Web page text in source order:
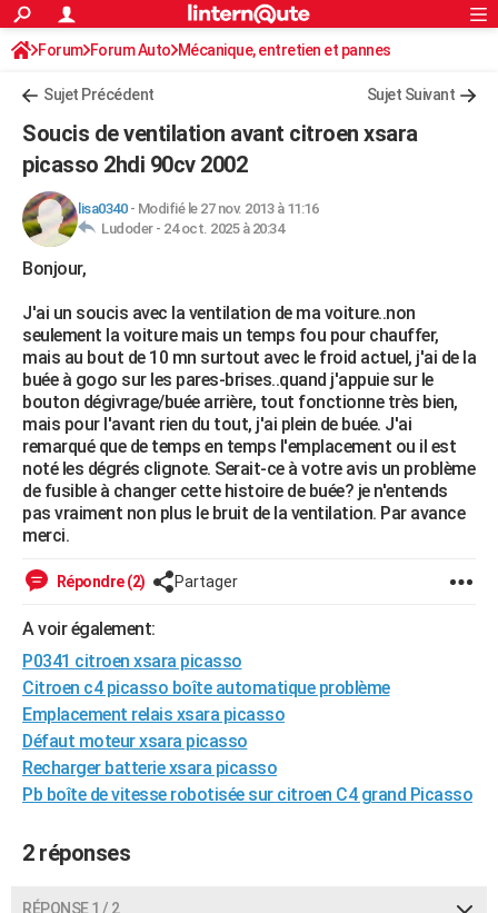
ACTUALITÉS
Politique
Société
Faits Divers
Education
Monde
Villes
+
Programme TV
Streaming
Cinéma
Sorties cinéma
Musique
FINANCE
Retraite
Impôts
Epargne
Immobilier
Risques naturels par ville
Banque
Assurance
Crédit
AUTO
Essais
Réserver un essai
Citadines
Berlines
SUV
Forum auto
HIGH-TECH
Forum
Aménagement intérieur
Extérieur
Cuisine
Salle de bains
Jardinage
Rangement
WEEK-END
Guides de France
Escapades
Patrimoine
Expositions
Musées
Week-end nature
+LIFESTYLE
Art de vivre
Bien-être
Loisirs
Mode
Modes de vie
SANTE
Alimentation
Guide de la santé
Maladies
Médicaments
Sommeil
VOYAGE
Destinations
City break
Voyage nature
Voyage de noces
Forum
Climat
+PHOTO
GUIDES D'ACHAT
CARTE DE VOEUX
Carte de Noël
Carte Bonne année
Carte Saint-Valentin
Carte Pâques
Carte d'anniversaire
DICTIONNAIRE
Dictionnaire
Biographies
Citations
Expressions
Proverbes
PROGRAMME TV
COPAINS D'AVANT
AVIS DE DÉCÈS
Rechercher
S'inscrire
Connexion
Forum Forum Auto Mécanique, entretien et pannes
Sujet Précédent Sujet Suivant
Soucis de ventilation avant citroen xsara
picasso 2hdi 90cv 2002
lisa0340- Modifié le 27 nov. 2013 à 11:16
Ludoder - 24 oct. 2025 à 20:34
Bonjour,
J'ai un soucis avec la ventilation de ma voiture..non
seulement la voiture mais un temps fou pour chauffer,
mais au bout de 10 mn surtout avec le froid actuel, j'ai de la
buée à gogo sur les pares-brises..quand j'appuie sur le
bouton dégivrage/buée arrière, tout fonctionne très bien,
mais pour l'avant rien du tout, j'ai plein de buée. J'ai
remarqué que de temps en temps l'emplacement ou il est
noté les dégrés clignote. Serait-ce à votre avis un problème
de fusible à changer cette histoire de buée? je n'entends
pas vraiment non plus le bruit de la ventilation. Par avance
merci.
Répondre (2) Partager
A voir également:
P0341 citroen xsara picasso
Citroen c4 picasso boîte automatique problème
Emplacement relais xsara picasso
Défaut moteur xsara picasso
Recharger batterie xsara picasso
Pb boîte de vitesse robotisée sur citroen C4 grand Picasso
2 réponses
RÉPONSE 1 / 2